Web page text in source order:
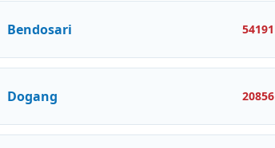
Bendosari 54191
Dogang 20856